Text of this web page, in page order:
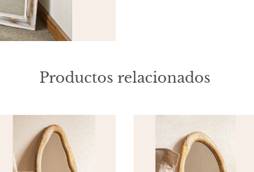
Productos relacionados